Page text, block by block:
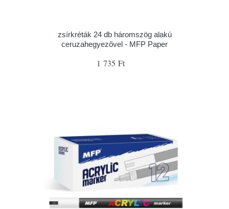
zsírkréták 24 db háromszög alakú
ceruzahegyezővel - MFP Paper
1 735 Ft